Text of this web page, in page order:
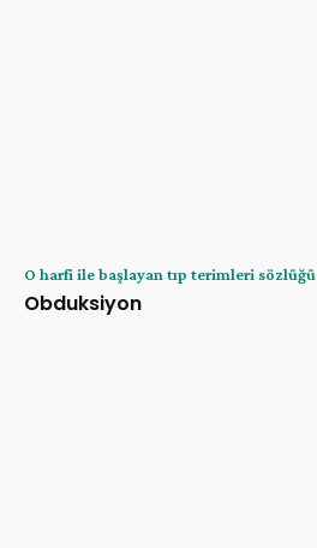
O harfi ile başlayan tıp terimleri sözlüğü
Obduksiyon